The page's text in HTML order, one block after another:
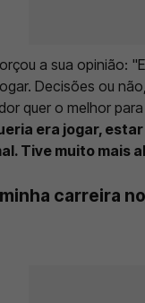
a sua opinião:
Decisões ou
quer o melhor
era jogar,
Tive muito mais
minha carreira